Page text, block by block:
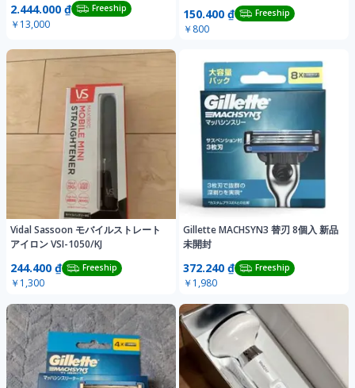
2.444.000 ₫ Freeship
￥13,000
150.400 ₫ Freeship
￥800
Vidal Sassoon モバイルストレート
アイロン VSI-1050/KJ
244.400 ₫ Freeship
￥1,300
Gillette MACHSYN3 替刃 8個入 新品
未開封
372.240 ₫ Freeship
￥1,980